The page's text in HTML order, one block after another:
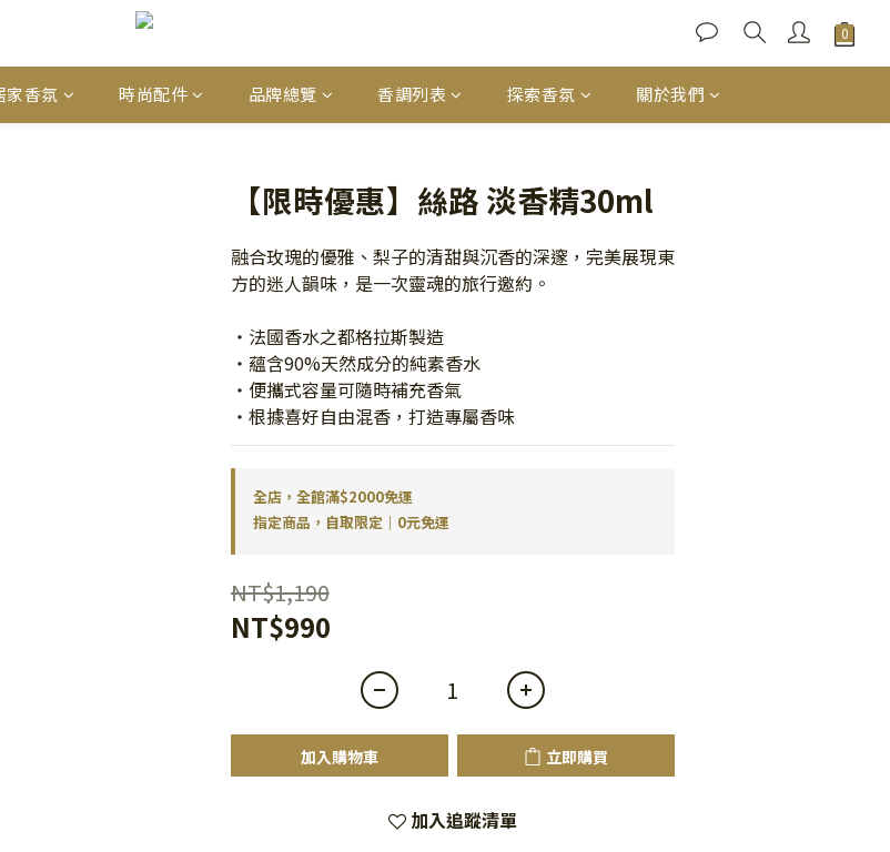
家香氛 時尚配件 品牌總覽 香調列表 探索香氛 關於我們
【限時優惠】絲路 淡香精30ml
融合玫瑰的優雅、梨子的清甜與沉香的深邃，完美展現東
方的迷人韻味，是一次靈魂的旅行邀約。
・法國香水之都格拉斯製造
・蘊含90%天然成分的純素香水
・便攜式容量可隨時補充香氣
・根據喜好自由混香，打造專屬香味
全店，全館滿$2000免運
指定商品，自取限定｜0元免運
NT$1,190
NT$990
加入購物車 立即購買
加入追蹤清單